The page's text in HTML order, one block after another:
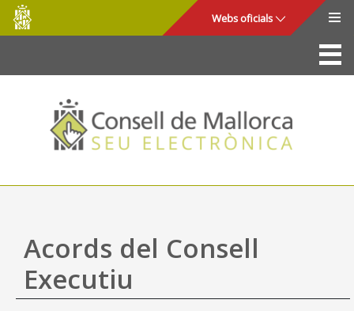
Salta al contingut principal
Consell
de
Mallorca
Webs oficials
La Seu
Consell de Mallorca
Accés i seguretat
Utilitats
Ajuda
Acords del Consell
Executiu